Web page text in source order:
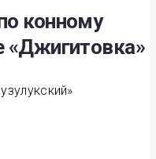
конному
«Джигитовка»